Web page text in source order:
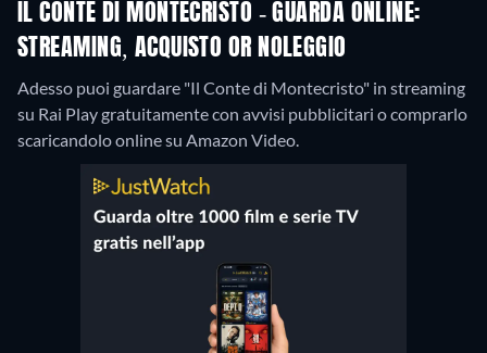
IL CONTE DI MONTECRISTO - GUARDA ONLINE:
STREAMING, ACQUISTO OR NOLEGGIO
Adesso puoi guardare "Il Conte di Montecristo" in streaming
su Rai Play gratuitamente con avvisi pubblicitari o comprarlo
scaricandolo online su Amazon Video.